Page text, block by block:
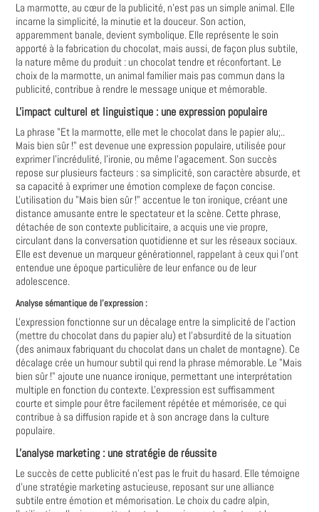
La marmotte, au cœur de la publicité, n'est pas un simple animal. Elle
incarne la simplicité, la minutie et la douceur. Son action,
apparemment banale, devient symbolique. Elle représente le soin
apporté à la fabrication du chocolat, mais aussi, de façon plus subtile,
la nature même du produit : un chocolat tendre et réconfortant. Le
choix de la marmotte, un animal familier mais pas commun dans la
publicité, contribue à rendre le message unique et mémorable.
L'impact culturel et linguistique : une expression populaire
La phrase "Et la marmotte, elle met le chocolat dans le papier alu;..
Mais bien sûr !" est devenue une expression populaire, utilisée pour
exprimer l'incrédulité, l'ironie, ou même l'agacement. Son succès
repose sur plusieurs facteurs : sa simplicité, son caractère absurde, et
sa capacité à exprimer une émotion complexe de façon concise.
L'utilisation du "Mais bien sûr !" accentue le ton ironique, créant une
distance amusante entre le spectateur et la scène. Cette phrase,
détachée de son contexte publicitaire, a acquis une vie propre,
circulant dans la conversation quotidienne et sur les réseaux sociaux.
Elle est devenue un marqueur générationnel, rappelant à ceux qui l'ont
entendue une époque particulière de leur enfance ou de leur
adolescence.
Analyse sémantique de l'expression :
L'expression fonctionne sur un décalage entre la simplicité de l'action
(mettre du chocolat dans du papier alu) et l'absurdité de la situation
(des animaux fabriquant du chocolat dans un chalet de montagne). Ce
décalage crée un humour subtil qui rend la phrase mémorable. Le "Mais
bien sûr !" ajoute une nuance ironique, permettant une interprétation
multiple en fonction du contexte. L'expression est suffisamment
courte et simple pour être facilement répétée et mémorisée, ce qui
contribue à sa diffusion rapide et à son ancrage dans la culture
populaire.
L'analyse marketing : une stratégie de réussite
Le succès de cette publicité n'est pas le fruit du hasard. Elle témoigne
d'une stratégie marketing astucieuse, reposant sur une alliance
subtile entre émotion et mémorisation. Le choix du cadre alpin,